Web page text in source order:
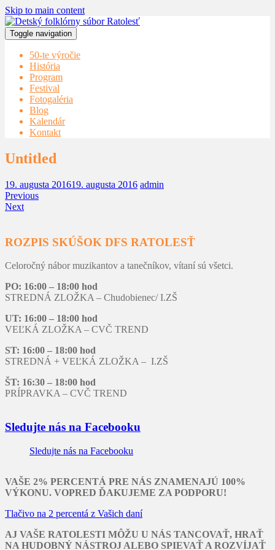
Skip to main content
Toggle navigation
50-te výročie
História
Program
Festival
Fotogaléria
Blog
Kalendár
Kontakt
Untitled
19. augusta 201619. augusta 2016 admin
Previous
Next
ROZPIS SKÚŠOK DFS RATOLESŤ
Celoročný nábor muzikantov a tanečníkov, vítaní sú všetci.
PO: 16:00 – 18:00 hod
STREDNÁ ZLOŽKA – Chudobienec/ I.ZŠ
UT: 16:00 – 18:00 hod
VEĽKÁ ZLOŽKA – CVČ TREND
ST: 16:00 – 18:00 hod
STREDNÁ + VEĽKÁ ZLOŽKA – I.ZŠ
ŠT: 16:30 – 18:00 hod
PRÍPRAVKA – CVČ TREND
Sledujte nás na Facebooku
Sledujte nás na Facebooku
VAŠE 2% PERCENTÁ PRE NÁS ZNAMENAJÚ 100%
VÝKONU. VOPRED ĎAKUJEME ZA PODPORU!
Tlačivo na 2 percentá z Vašich daní
AJ VAŠE RATOLESTI MÔŽU U NÁS TANCOVAŤ, HRAŤ
NA HUDOBNÝ NÁSTROJ ALEBO SPIEVAŤ A ROZVÍJAŤ